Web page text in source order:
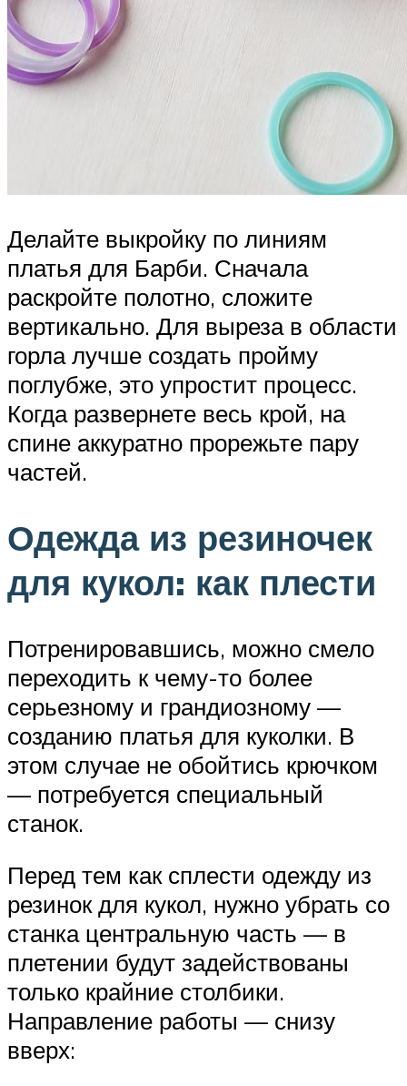
Делайте выкройку по линиям
платья для Барби. Сначала
раскройте полотно, сложите
вертикально. Для выреза в области
горла лучше создать пройму
поглубже, это упростит процесс.
Когда развернете весь крой, на
спине аккуратно прорежьте пару
частей.
Одежда из резиночек
для кукол: как плести
Потренировавшись, можно смело
переходить к чему-то более
серьезному и грандиозному —
созданию платья для куколки. В
этом случае не обойтись крючком
— потребуется специальный
станок.
Перед тем как сплести одежду из
резинок для кукол, нужно убрать со
станка центральную часть — в
плетении будут задействованы
только крайние столбики.
Направление работы — снизу
вверх: